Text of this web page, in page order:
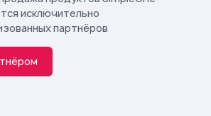
исключительно
партнёров